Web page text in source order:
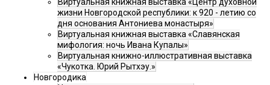
Виртуальная книжная выставка «Центр духовной
жизни Новгородской республики: к 920 - летию со
дня основания Антониева монастыря»
Виртуальная книжная выставка «Славянская
мифология: ночь Ивана Купалы»
Виртуальная книжно-иллюстративная выставка
«Чукотка. Юрий Рытхэу.»
Новгородика